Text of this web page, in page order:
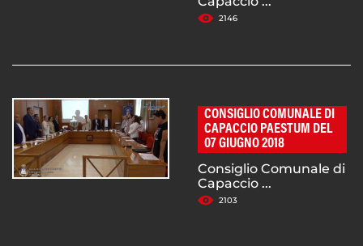
2146
CONSIGLIO COMUNALE DI
CAPACCIO PAESTUM DEL
07 GIUGNO 2018
Consiglio Comunale di
Capaccio ...
2103